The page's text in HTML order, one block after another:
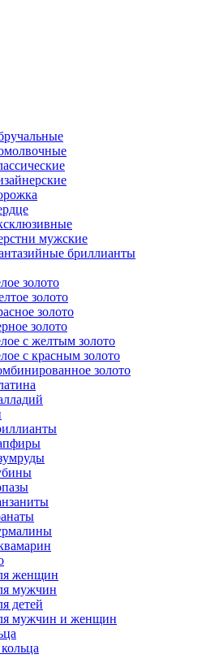
мужские
бриллианты
золото
золото
золото
золото
с желтым золото
с красным золото
золото
женщин
мужчин
детей
мужчин и женщин